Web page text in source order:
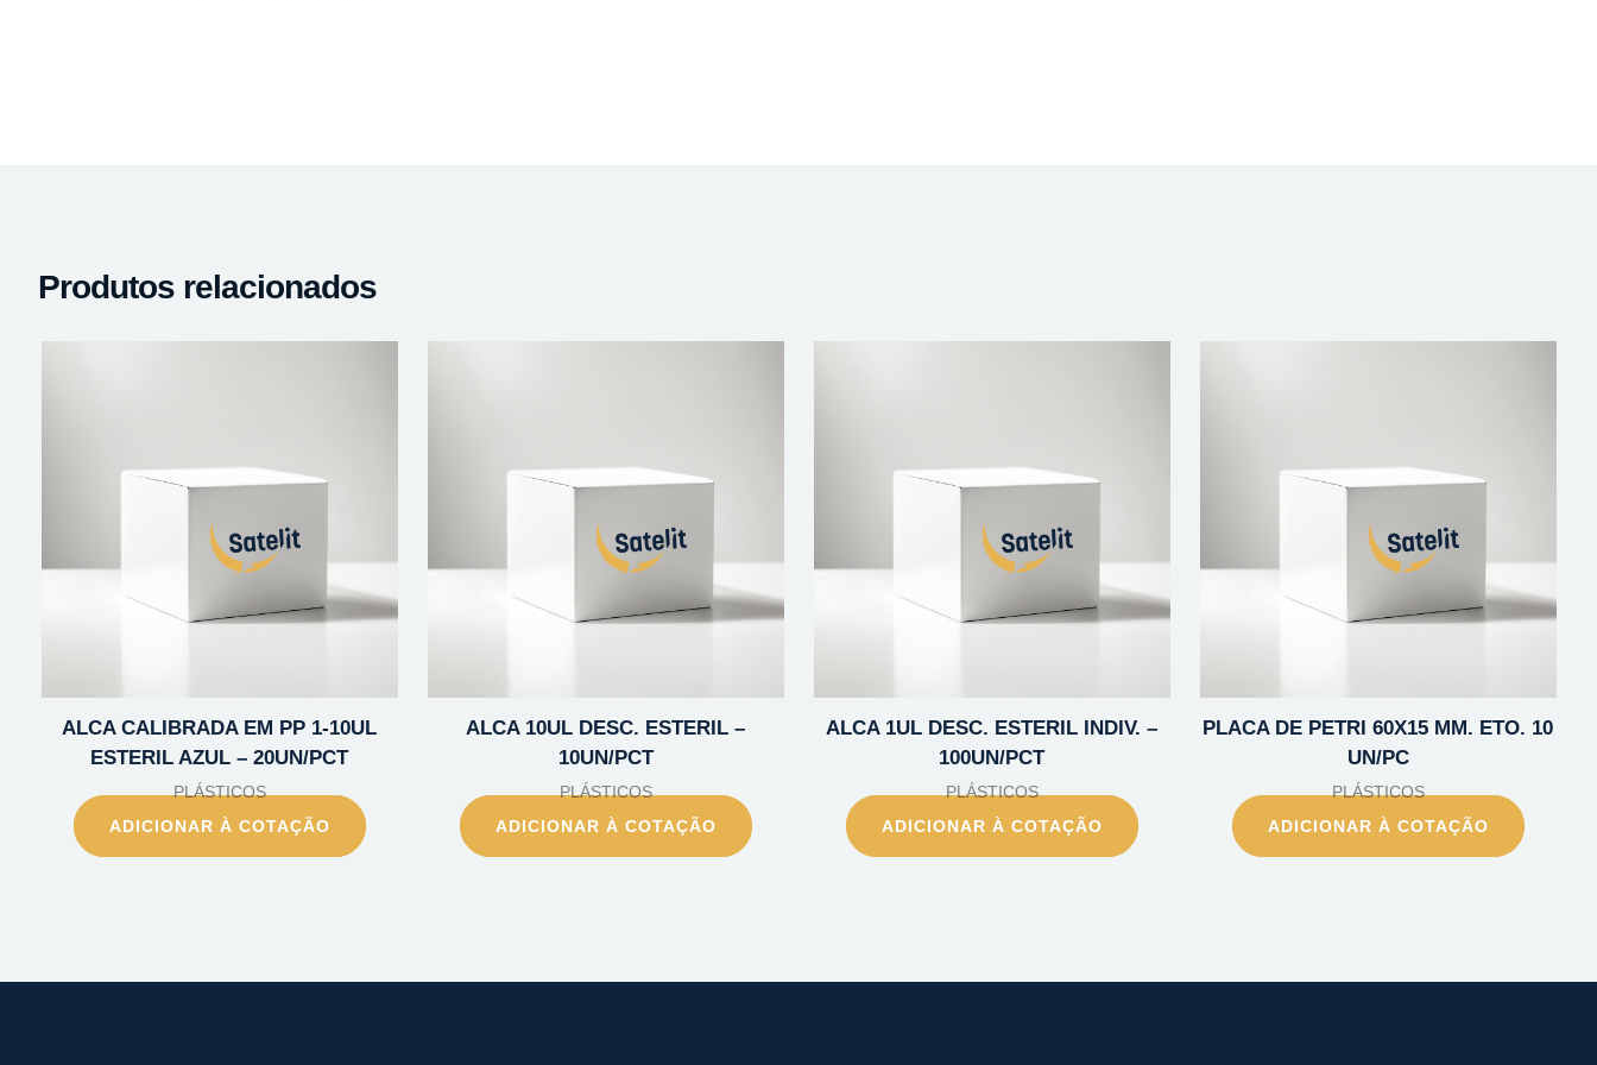
Produtos relacionados
ALCA CALIBRADA EM PP 1-10UL
ESTERIL AZUL – 20UN/PCT
PLÁSTICOS
ADICIONAR À COTAÇÃO
ALCA 10UL DESC. ESTERIL –
10UN/PCT
PLÁSTICOS
ADICIONAR À COTAÇÃO
ALCA 1UL DESC. ESTERIL INDIV. –
100UN/PCT
PLÁSTICOS
ADICIONAR À COTAÇÃO
PLACA DE PETRI 60X15 MM. ETO. 10
UN/PC
PLÁSTICOS
ADICIONAR À COTAÇÃO